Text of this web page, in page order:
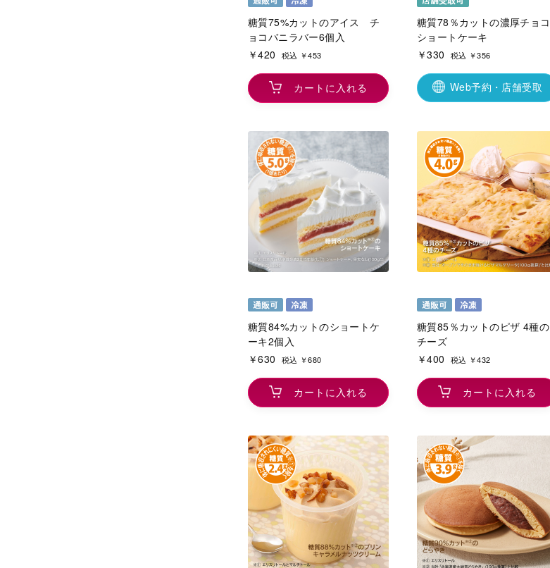
糖質75%カットのアイス チ
ョコバニラバー6個入
￥420
税込 ￥453
カートに入れる
糖質78％カットの濃厚チョコ
ショートケーキ
￥330
税込 ￥356
Web予約・店舗受取
糖質84%カットのショートケ
ーキ2個入
￥630
税込 ￥680
カートに入れる
糖質85％カットのピザ 4種の
チーズ
￥400
税込 ￥432
カートに入れる